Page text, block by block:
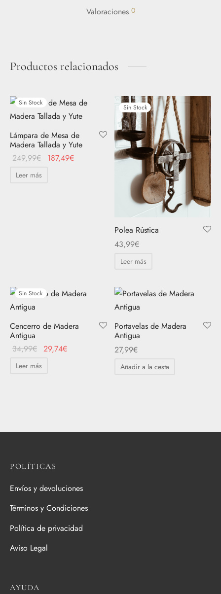
Valoraciones 0
Productos relacionados
Sin Stock
Lámpara de Mesa de
Madera Tallada y Yute
249,99€
El precio
187,49€
Leer más
Sin Stock
Polea Rústica
43,99€
Leer más
Sin Stock
Cencerro de Madera
Antigua
34,99€ El
29,74€
Leer más
Portavelas de Madera
Antigua
27,99€
Añadir a la cesta
POLÍTICAS
Envíos y devoluciones
Términos y Condiciones
Política de privacidad
Aviso Legal
AYUDA